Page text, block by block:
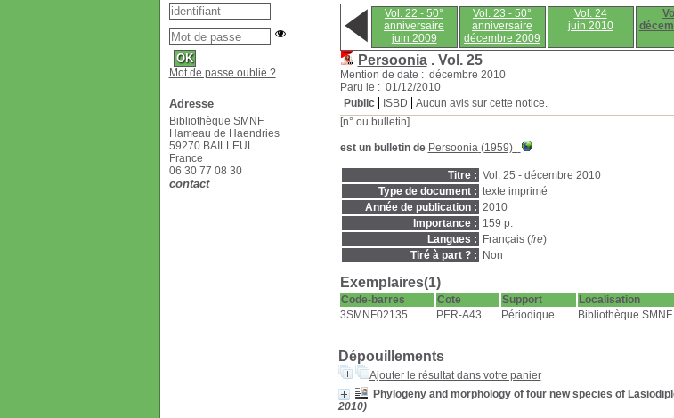
Vol. 22 - 50°
anniversaire
juin 2009
Vol. 23 - 50°
anniversaire
décembre 2009
Vol. 24
juin 2010
Persoonia. Vol. 25
Mention de date : décembre 2010
Paru le : 01/12/2010
Public
ISBD
Aucun avis sur cette notice.
[n° ou bulletin]
est un bulletin de Persoonia(1959)
Titre : Vol. 25 - décembre 2010
Type de document : texte imprimé
Année de publication : 2010
Importance : 159 p.
Langues :
Français (fre)
Tiré à part ? :
Non
Exemplaires(1)
Code-barres Cote Support Localisation
3SMNF02135
PER-A43 Périodique Bibliothèque SMNF
Dépouillements
Ajouter le résultat dans votre panier
Phylogeny and morphology of four new species of
2010)
Mot de passe oublié ?
Adresse
Bibliothèque SMNF
Hameau de Haendries
59270 BAILLEUL
France
06 30 77 08 30
contact